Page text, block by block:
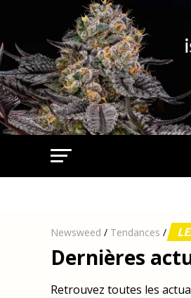
Newsweed / Tendances /
Dernières
Retrouvez toutes les